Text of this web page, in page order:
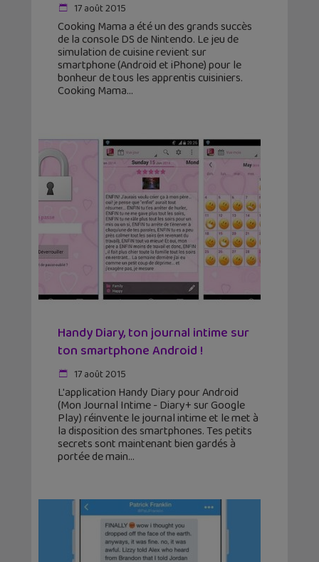
17 août 2015
Cooking Mama a été un des grands succès
de la console DS de Nintendo. Le jeu de
simulation de cuisine revient sur
smartphone (Android et iPhone) pour le
bonheur de tous les apprentis cuisiniers.
Cooking Mama
Handy Diary, ton journal intime sur
ton smartphone Android !
17 août 2015
L'application Handy Diary pour Android
(Mon Journal Intime - Diary+ sur Google
Play) réinvente le journal intime et le met à
la disposition des smartphones. Tes petits
secrets sont maintenant bien gardés à
portée de main